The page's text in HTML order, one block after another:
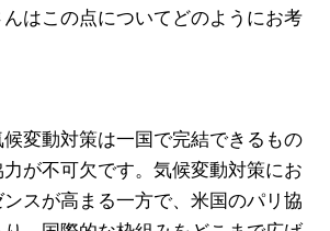
はこの点についてどのようにお考
変動対策は一国で完結できるもの
が不可欠です。気候変動対策にお
スが高まる一方で、米国のパリ協